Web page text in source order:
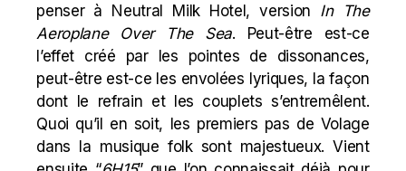
penser à Neutral Milk Hotel, version In The
Aeroplane Over The Sea. Peut-être est-ce
l’effet créé par les pointes de dissonances,
peut-être est-ce les envolées lyriques, la façon
dont le refrain et les couplets s’entremêlent.
Quoi qu’il en soit, les premiers pas de Volage
dans la musique folk sont majestueux. Vient